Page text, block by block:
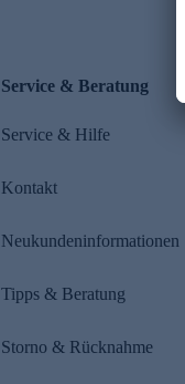
Service & Beratung
Service & Hilfe
Kontakt
Neukundeninformationen
Tipps & Beratung
Storno & Rücknahme